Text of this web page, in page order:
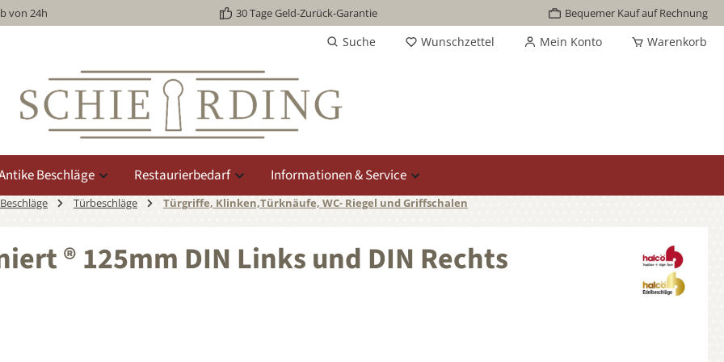
von 24h 30 Tage Geld-Zurück-Garantie Bequemer Kauf auf Rechnung
Suche Wunschzettel Mein Konto Warenkorb
Beschläge Restaurierbedarf Informationen & Service
Türbeschläge Türgriffe, Klinken,Türknäufe, WC- Riegel und Griffschalen
® 125mm DIN Links und DIN Rechts